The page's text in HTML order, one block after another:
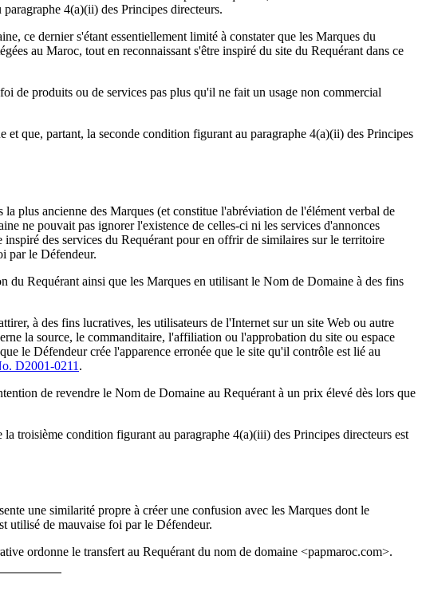
4(a)(ii) des Principes directeurs.
ce dernier s'étant essentiellement limité à constater que les Marques du
au Maroc, tout en reconnaissant s'être inspiré du site du Requérant dans ce
de produits ou de services pas plus qu'il ne fait un usage non commercial
que, partant, la seconde condition figurant au paragraphe 4(a)(ii) des Principes
plus ancienne des Marques (et constitue l'abréviation de l'élément verbal de
ne pouvait pas ignorer l'existence de celles-ci ni les services d'annonces
des services du Requérant pour en offrir de similaires sur le territoire
par le Défendeur.
Requérant ainsi que les Marques en utilisant le Nom de Domaine à des fins
à des fins lucratives, les utilisateurs de l'Internet sur un site Web ou autre
la source, le commanditaire, l'affiliation ou l'approbation du site ou espace
le Défendeur crée l'apparence erronée que le site qu'il contrôle est lié au
D2001-0211 .
de revendre le Nom de Domaine au Requérant à un prix élevé dès lors que
troisième condition figurant au paragraphe 4(a)(iii) des Principes directeurs est
une similarité propre à créer une confusion avec les Marques dont le
utilisé de mauvaise foi par le Défendeur.
ordonne le transfert au Requérant du nom de domaine <papmaroc.com>.